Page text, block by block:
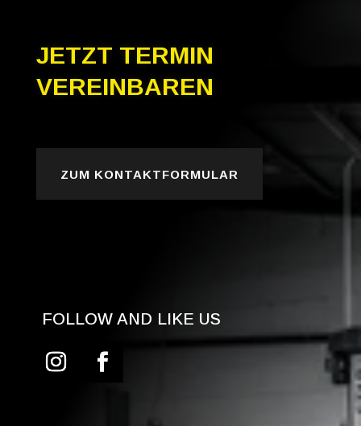
JETZT TERMIN
VEREINBAREN
ZUM KONTAKTFORMULAR
FOLLOW AND LIKE US